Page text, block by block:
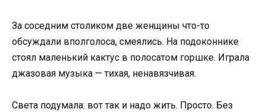
За соседним столиком две женщины что-то
обсуждали вполголоса, смеялись. На подоконнике
стоял маленький кактус в полосатом горшке. Играла
джазовая музыка — тихая, ненавязчивая.
Света подумала: вот так и надо жить. Просто. Без